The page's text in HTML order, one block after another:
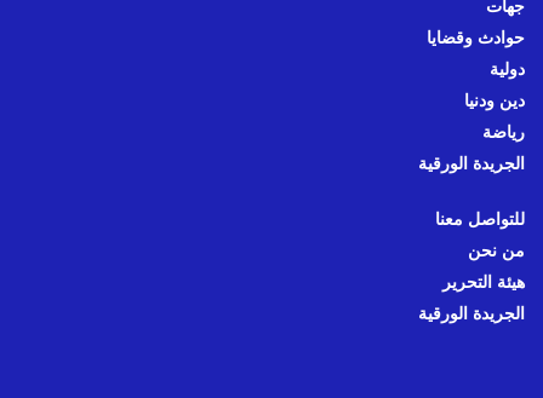
جهات
حوادث وقضايا
دولية
دين ودنيا
رياضة
الجريدة الورقية
للتواصل معنا
من نحن
هيئة التحرير
الجريدة الورقية